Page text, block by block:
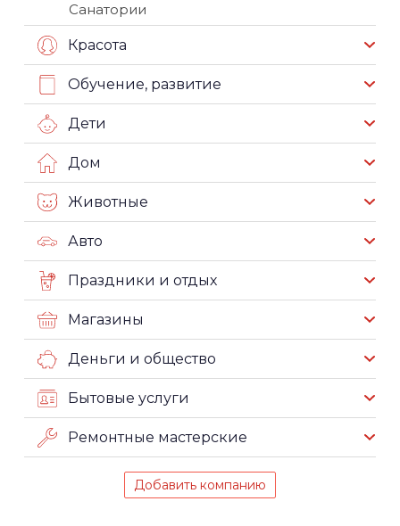
Санатории
Красота
Обучение, развитие
Дети
Дом
Животные
Авто
Праздники и отдых
Магазины
Деньги и общество
Бытовые услуги
Ремонтные мастерские
Добавить компанию